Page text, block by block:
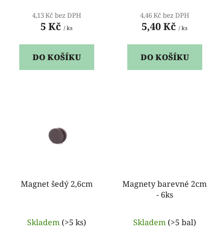
4,13 Kč bez DPH
5 Kč / ks
DO KOŠÍKU
4,46 Kč bez DPH
5,40 Kč / ks
DO KOŠÍKU
Magnet šedý 2,6cm
Skladem (>5 ks)
Magnety barevné 2cm
- 6ks
Skladem (>5 bal)